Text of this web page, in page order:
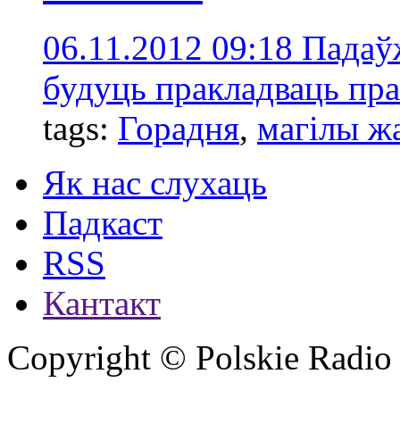
06.11.2012 09:18
будуць пракладваць
tags: Горадня, магілы
Як нас слухаць
Падкаст
RSS
Кантакт
Copyright © Polskie